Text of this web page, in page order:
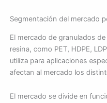
Segmentación del mercado
El mercado de granulados
resina, como PET, HDPE,
utiliza para aplicaciones
afectan al mercado los
El mercado se divide en